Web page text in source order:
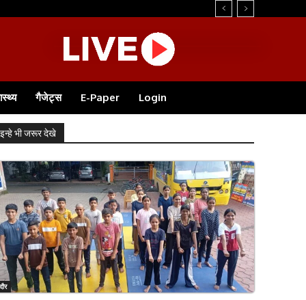
गैजेट्स E-Paper Login
इन्हे भी जरूर देखे